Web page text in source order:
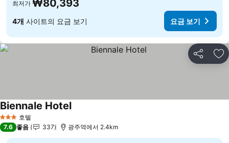
최저가 ₩80,393
4개 사이트의 요금 보기 요금 보기
공유 즐
3 성급 호텔
Biennale Hotel요금 보기
7.6 좋음 337 광주역에서 2.4km